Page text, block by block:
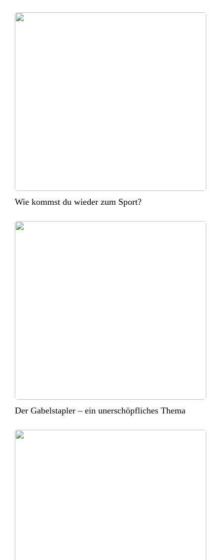
Wie kommst du wieder zum Sport?
Der Gabelstapler – ein unerschöpfliches Thema